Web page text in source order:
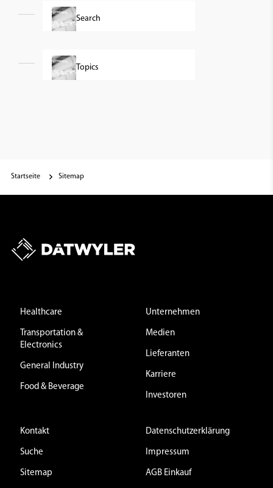
Search
Topics
Startseite Sitemap
Healthcare
Transportation &
Electronics
General Industry
Food & Beverage
Unternehmen
Medien
Lieferanten
Karriere
Investoren
Kontakt
Suche
Sitemap
Datenschutzerklärung
Impressum
AGB Einkauf